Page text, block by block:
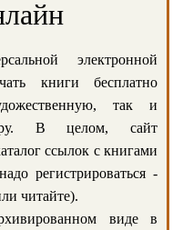
электронной
книги бесплатно
так и
В целом, сайт
ссылок с книгами
регистрироваться -
читайте).
виде в